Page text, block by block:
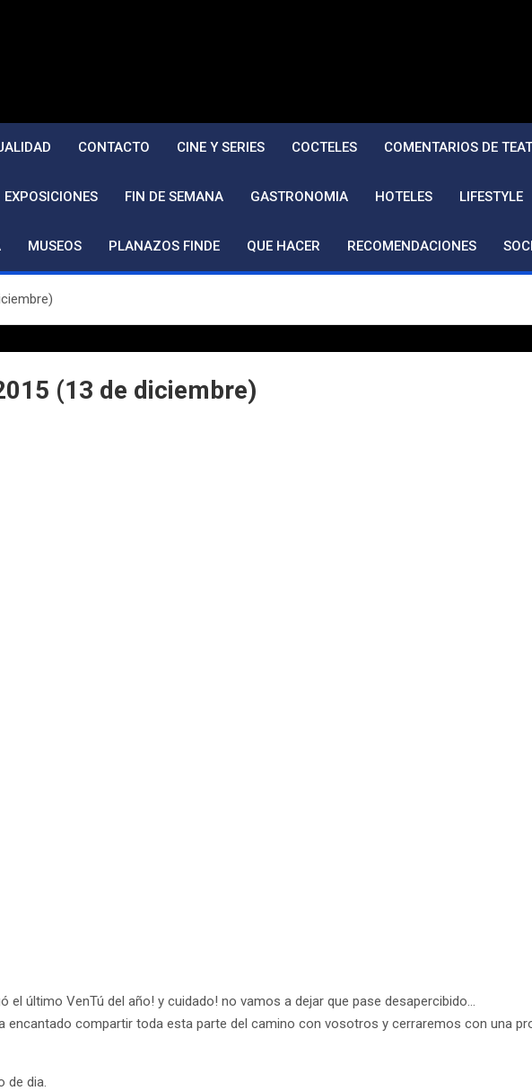
CONTACTO CINE Y SERIES COCTELES COMENTARIOS DE
EXPOSICIONES FIN DE SEMANA GASTRONOMIA HOTELES LIFESTYLE
MUSEOS PLANAZOS FINDE QUE HACER RECOMENDACIONES
(13 de diciembre)
el último VenTú del año! y cuidado! no vamos a dejar que pase desapercibido…
encantado compartir toda esta parte del camino con vosotros y cerraremos con una
de dia.